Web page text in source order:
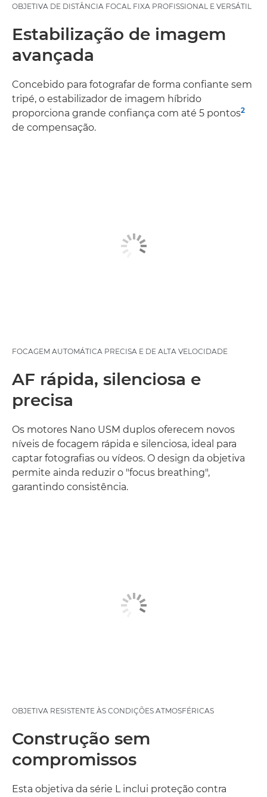
OBJETIVA DE DISTÂNCIA FOCAL FIXA PROFISSIONAL E VERSÁTIL
Estabilização de imagem
avançada
Concebido para fotografar de forma confiante sem
tripé, o estabilizador de imagem híbrido
proporciona grande confiança com até 5 pontos2
de compensação.
FOCAGEM AUTOMÁTICA PRECISA E DE ALTA VELOCIDADE
AF rápida, silenciosa e
precisa
Os motores Nano USM duplos oferecem novos
níveis de focagem rápida e silenciosa, ideal para
captar fotografias ou vídeos. O design da objetiva
permite ainda reduzir o "focus breathing",
garantindo consistência.
OBJETIVA RESISTENTE ÀS CONDIÇÕES ATMOSFÉRICAS
Construção sem
compromissos
Esta objetiva da série L inclui proteção contra